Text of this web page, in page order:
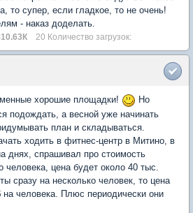
то супер, если гладкое, то не очень!
- наказ доделать.
20 Количество загрузок:
хорошие площадки!
Но
подождать, а весной уже начинать
план и складываться.
ходить в фитнес-центр в Митино, в
днях, спрашивал про стоимость
человека, цена будет около 40 тыс.
сразу на несколько человек, то цена
человека. Плюс периодически они